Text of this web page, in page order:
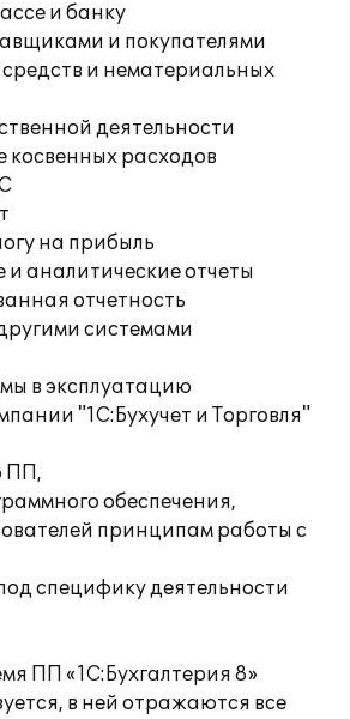
и банку
и покупателями
и нематериальных
деятельности
косвенных расходов
на прибыль
и аналитические отчеты
отчетность
системами
в эксплуатацию
"1С:Бухучет и Торговля"
ПП,
обеспечения,
принципам работы с
специфику деятельности
ПП «1С:Бухгалтерия 8»
в ней отражаются все